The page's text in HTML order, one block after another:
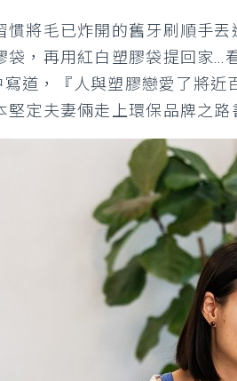
將毛已炸開的舊牙刷順手
，再用紅白塑膠袋提回家
道，『人與塑膠戀愛了將
定夫妻倆走上環保品牌之路